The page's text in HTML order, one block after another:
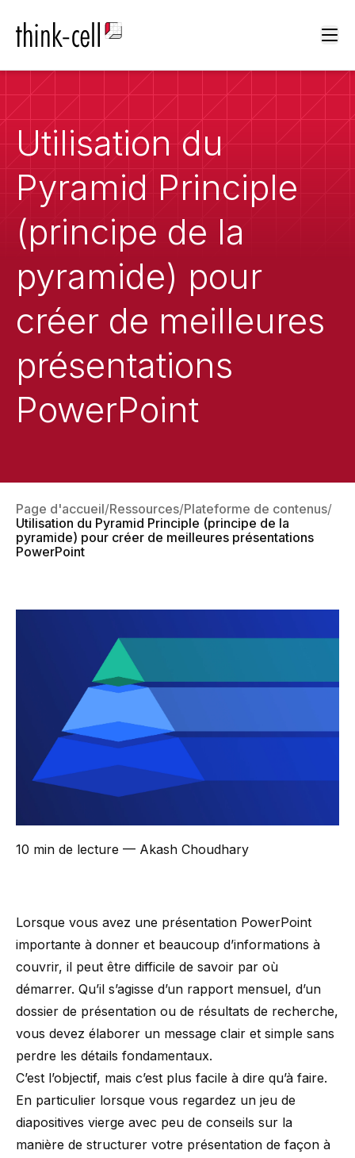
Utilisation du
Pyramid Principle
(principe de la
pyramide) pour
créer de meilleures
présentations
PowerPoint
Page d'accueil Ressources Plateforme de contenus
Utilisation du Pyramid Principle (principe de la
pyramide) pour créer de meilleures présentations
PowerPoint
10 min de lecture — Akash Choudhary
Lorsque vous avez une présentation PowerPoint
importante à donner et beaucoup d’informations à
couvrir, il peut être difficile de savoir par où
démarrer. Qu’il s’agisse d’un rapport mensuel, d’un
dossier de présentation ou de résultats de recherche,
vous devez élaborer un message clair et simple sans
perdre les détails fondamentaux.
C’est l’objectif, mais c’est plus facile à dire qu’à faire.
En particulier lorsque vous regardez un jeu de
diapositives vierge avec peu de conseils sur la
manière de structurer votre présentation de façon à